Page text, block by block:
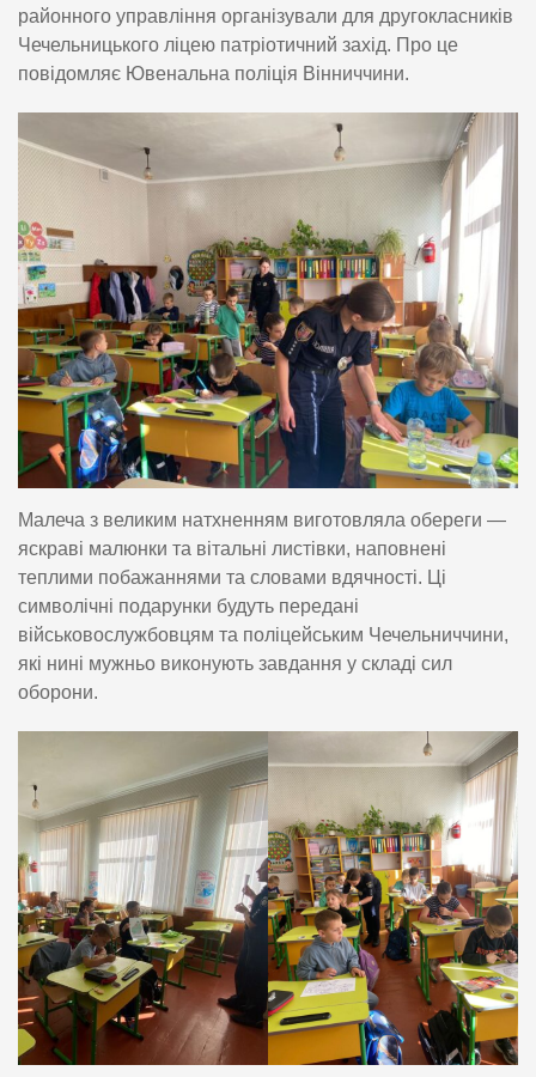
районного управління організували для другокласників
Чечельницького ліцею патріотичний захід. Про це
повідомляє Ювенальна поліція Вінниччини.
Малеча з великим натхненням виготовляла обереги —
яскраві малюнки та вітальні листівки, наповнені
теплими побажаннями та словами вдячності. Ці
символічні подарунки будуть передані
військовослужбовцям та поліцейським Чечельниччини,
які нині мужньо виконують завдання у складі сил
оборони.